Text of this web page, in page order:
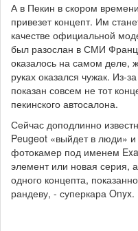
А в Пекин в скором
привезет концепт. Им
качестве официальной
был разослан в СМИ
оказалось на самом деле,
руках оказался чужак. Из-
показан совсем не тот
пекинского автосалона.
Сейчас доподлинно
Peugeot «выйдет в люди»
фотокамер под именем
элемент или новая серия,
одного концепта,
рандеву, - суперкара Onyx.